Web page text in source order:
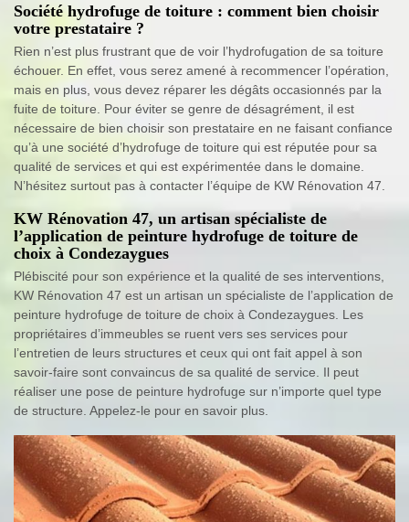
Société hydrofuge de toiture : comment bien choisir
votre prestataire ?
Rien n’est plus frustrant que de voir l’hydrofugation de sa toiture
échouer. En effet, vous serez amené à recommencer l’opération,
mais en plus, vous devez réparer les dégâts occasionnés par la
fuite de toiture. Pour éviter se genre de désagrément, il est
nécessaire de bien choisir son prestataire en ne faisant confiance
qu’à une société d’hydrofuge de toiture qui est réputée pour sa
qualité de services et qui est expérimentée dans le domaine.
N’hésitez surtout pas à contacter l’équipe de KW Rénovation 47.
KW Rénovation 47, un artisan spécialiste de
l’application de peinture hydrofuge de toiture de
choix à Condezaygues
Plébiscité pour son expérience et la qualité de ses interventions,
KW Rénovation 47 est un artisan un spécialiste de l’application de
peinture hydrofuge de toiture de choix à Condezaygues. Les
propriétaires d’immeubles se ruent vers ses services pour
l’entretien de leurs structures et ceux qui ont fait appel à son
savoir-faire sont convaincus de sa qualité de service. Il peut
réaliser une pose de peinture hydrofuge sur n’importe quel type
de structure. Appelez-le pour en savoir plus.